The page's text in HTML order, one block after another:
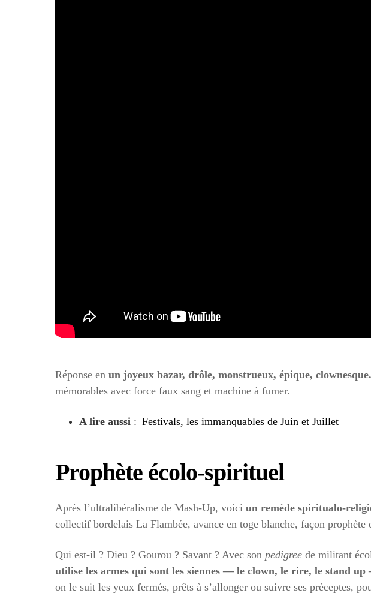
Réponse en un joyeux bazar, drôle, monstrueux, épique, clownesque.
mémorables avec force faux sang et machine à fumer.
A lire aussi : Festivals, les immanquables de Juin et Juillet
Prophète écolo-spirituel
Après l’ultralibéralisme de Mash-Up, voici un remède spiritualo-
collectif bordelais La Flambée, avance en toge blanche, façon prophète
Qui est-il ? Dieu ? Gourou ? Savant ? Avec son pedigree de militant
utilise les armes qui sont les siennes — le clown, le rire, le stand
on le suit les yeux fermés, prêts à s’allonger ou suivre ses préceptes,